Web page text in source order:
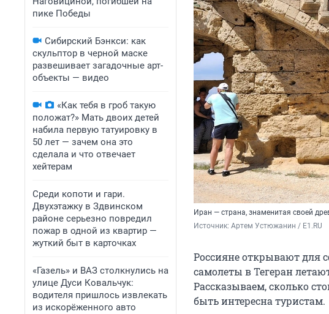
пике Победы
Сибирский Бэнкси: как
скульптор в черной маске
развешивает загадочные арт-
объекты — видео
«Как тебя в гроб такую
положат?» Мать двоих детей
набила первую татуировку в
50 лет — зачем она это
сделала и что отвечает
хейтерам
Среди копоти и гари.
Двухэтажку в Здвинском
районе серьезно повредил
пожар в одной из квартир —
жуткий быт в карточках
«Газель» и ВАЗ столкнулись на
улице Дуси Ковальчук:
водителя пришлось извлекать
из искорёженного авто
Иран — страна, знаменитая своей
Источник: Артем Устюжанин / E1.RU
Россияне открывают для
самолеты в Тегеран
Рассказываем, сколько
быть интересна туристам.